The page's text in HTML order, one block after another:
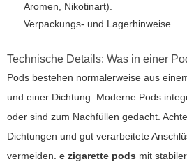
Aromen, Nikotinart).
Verpackungs- und Lagerhinweise.
Technische Details: Was in einer
Pods bestehen normalerweise aus
und einer Dichtung. Moderne Pods
oder sind zum Nachfüllen gedacht.
Dichtungen und gut verarbeitete
vermeiden. e zigarette pods mit